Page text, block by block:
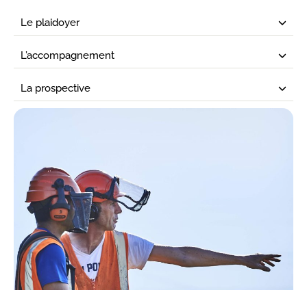
Le plaidoyer
L’accompagnement
La prospective